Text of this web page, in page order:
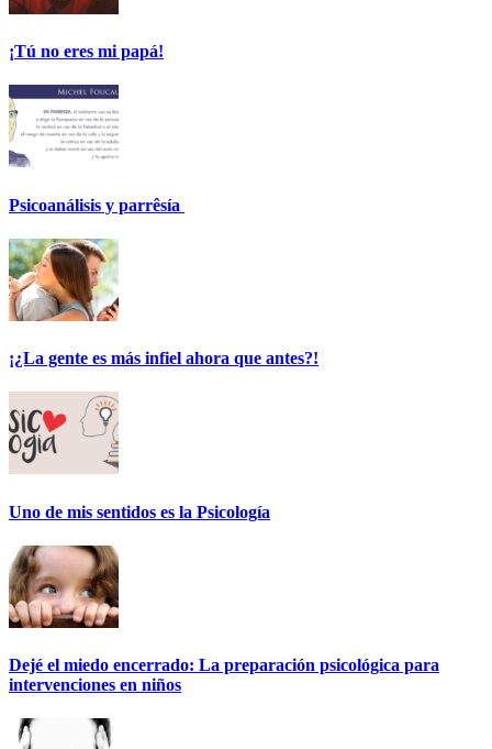
¡Tú no eres mi papá!
Psicoanálisis y parrêsía
¡¿La gente es más infiel ahora que antes?!
Uno de mis sentidos es la Psicología
Dejé el miedo encerrado: La preparación psicológica para
intervenciones en niños